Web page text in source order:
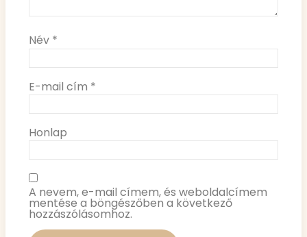
Név *
E-mail cím *
Honlap
A nevem, e-mail címem, és weboldalcímem
mentése a böngészőben a következő
hozzászólásomhoz.